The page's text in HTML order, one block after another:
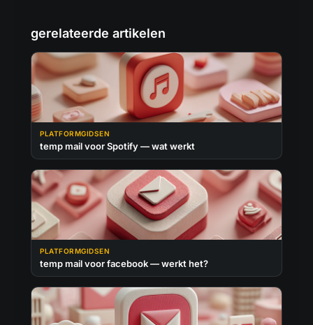
gerelateerde artikelen
PLATFORMGIDSEN
temp mail voor Spotify — wat werkt
PLATFORMGIDSEN
temp mail voor facebook — werkt het?